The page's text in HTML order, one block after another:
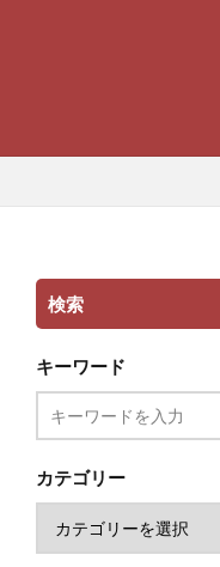
検索
キーワード
カテゴリー